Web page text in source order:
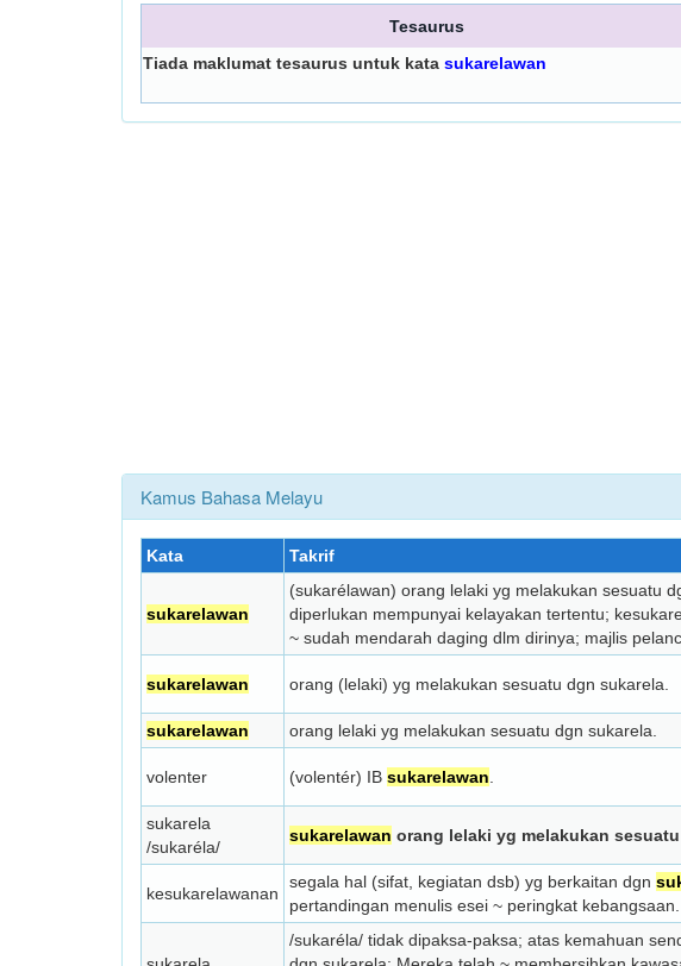
Tesaurus
Tiada maklumat tesaurus untuk kata sukarelawan
Kamus Bahasa Melayu
Kata Takrif
sukarelawan
(sukarélawan) orang lelaki yg melakukan sesuatu
diperlukan mempunyai kelayakan tertentu;
~ sudah mendarah daging dlm dirinya; majlis
sukarelawan orang (lelaki) yg melakukan sesuatu dgn sukarela.
sukarelawan
orang lelaki yg melakukan sesuatu dgn sukarela.
volenter (volentér) IB sukarelawan
sukarela
/sukaréla/
sukarelawan orang lelaki yg melakukan
kesukarelawanan
segala hal (sifat, kegiatan dsb) yg berkaitan dgn
pertandingan menulis esei ~ peringkat kebangsaan.
/sukaréla/ tidak dipaksa-pak­sa; atas kemahuan